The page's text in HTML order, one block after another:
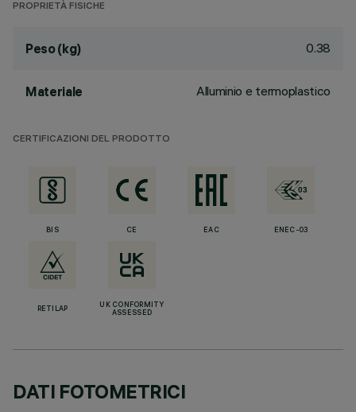
PROPRIETÀ FISICHE
Peso (kg) 0.38
Materiale Alluminio e termoplastico
CERTIFICAZIONI DEL PRODOTTO
BIS CE EAC ENEC-03
RETILAP
UK CONFORMITY
ASSESSED
DATI FOTOMETRICI